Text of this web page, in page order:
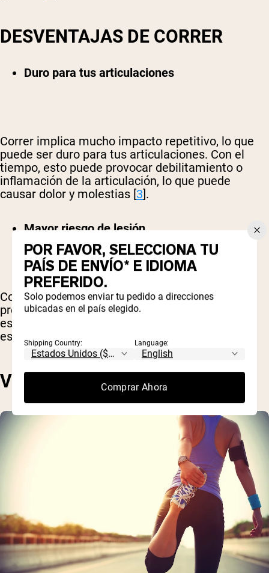
DESVENTAJAS DE CORRER
Duro para tus articulaciones
Correr implica mucho impacto repetitivo, lo que
puede ser duro para tus articulaciones. Con el
tiempo, esto puede provocar debilitamiento o
inflamación de la articulación, lo que puede
causar dolor y molestias [3].
Mayor riesgo de lesión
Como correr es un ejercicio de alto impacto,
presenta un mayor riesgo de lesión,
especialmente en las articulaciones, rodillas y
espalda.
VENTAJAS DE CAMINAR
POR FAVOR, SELECCIONA TU
PAÍS DE ENVÍO* E IDIOMA
PREFERIDO.
Solo podemos enviar tu pedido a direcciones
ubicadas en el país elegido.
Shipping Country: Language:
Comprar Ahora